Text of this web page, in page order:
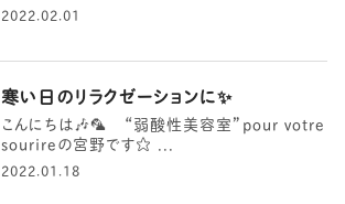
2022.02.01
寒い日のリラクゼーションに✨
こんにちは🎶🦜 “弱酸性美容室”pour votre
sourireの宮野です☆ ...
2022.01.18